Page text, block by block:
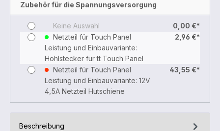
Zubehör für die Spannungsversorgung
Keine Auswahl
0,00 €*
Netzteil für Touch Panel
Leistung und Einbauvariante:
Hohlstecker für tt Touch Panel
2,96 €*
Netzteil für Touch Panel
Leistung und Einbauvariante: 12V
4,5A Netzteil Hutschiene
43,55 €*
Beschreibung